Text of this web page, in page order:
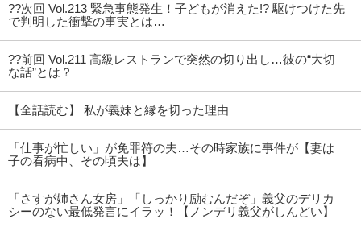
??次回 Vol.213 緊急事態発生！子どもが消えた!? 駆けつけた先
で判明した衝撃の事実とは…
??前回 Vol.211 高級レストランで突然の切り出し…彼の“大切
な話”とは？
【全話読む】 私が義妹と縁を切った理由
「仕事が忙しい」が免罪符の夫…その時家族に事件が【妻は
子の看病中、その頃夫は】
「さすが姉さん女房」「しっかり励むんだぞ」義父のデリカ
シーのない最低発言にイラッ！【ノンデリ義父がしんどい】